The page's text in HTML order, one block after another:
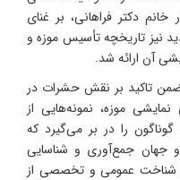
دکتر فراهانی، بر غنای
نیز تاریخچه تأسیس موزه و
آن ارائه شد.
ضمن تاکید بر نقش حشرات در
موزه، نمونه‌هایی از
را در بر می‌گیرد که
و جهان جمع‌آوری و شناسایی
شناخت عمومی و تخصصی از